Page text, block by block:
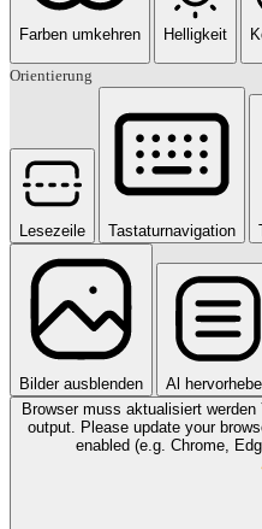
Farben umkehren Helligkeit
Orientierung
Lesezeile Tastaturnavigation
Bilder ausblenden
Al
Browser muss aktualisiert werden
output. Please update your
enabled (e.g. Chrome,